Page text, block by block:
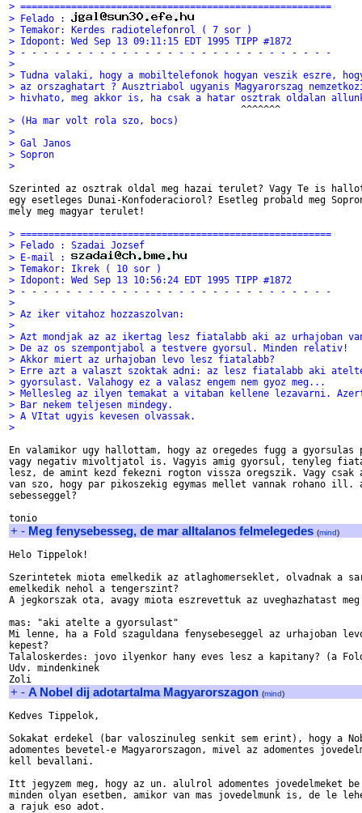
> =======================================================
> Felado :
> Temakor: Kerdes radiotelefonrol ( 7 sor )
> Idopont: Wed Sep 13 09:11:15 EDT 1995 TIPP #1872
> - - - - - - - - - - - - - - - - - - - - - - - - - - - -
>
> Tudna valaki, hogy a mobiltelefonok hogyan veszik eszre,
> az orszaghatart ? Ausztriabol ugyanis Magyarorszag
> hivhato, meg akkor is, ha csak a hatar osztrak oldalan
> (Ha mar volt rola szo, bocs)
>
> Gal Janos
> Sopron
>
Szerinted az osztrak oldal meg hazai terulet? Vagy Te is
egy esetleges Dunai-Konfoderaciorol? Esetleg probald meg
mely meg magyar terulet!
> =======================================================
> Felado : Szadai Jozsef
> E-mail :
> Temakor: Ikrek ( 10 sor )
> Idopont: Wed Sep 13 10:56:24 EDT 1995 TIPP #1872
> - - - - - - - - - - - - - - - - - - - - - - - - - - - -
>
> Az iker vitahoz hozzaszolvan:
>
> Azt mondjak az az ikertag lesz fiatalabb aki az urhajoban
> De az os szempontjabol a testvere gyorsul. Minden relativ!
> Akkor miert az urhajoban levo lesz fiatalabb?
> Erre azt a valaszt szoktak adni: az lesz fiatalabb aki
> gyorsulast. Valahogy ez a valasz engem nem gyoz meg...
> Mellesleg az ilyen temakat a vitaban kellene lezavarni.
> Bar nekem teljesen mindegy.
> A VItat ugyis kevesen olvassak.
>
En valamikor ugy hallottam, hogy az oregedes fugg a
vagy negativ mivoltjatol is. Vagyis amig gyorsul, tenyleg
lesz, de amint kezd fekezni rogton vissza oregszik. Vagy
van szo, hogy par pikoszekig egymas mellet vannak rohano
sebesseggel?
+ - Meg fenysebesseg, de mar alltalanos felmelegedes (mind)
Helo Tippelok!
Szerintetek miota emelkedik az atlaghomerseklet, olvadnak a
emelkedik nehol a tengerszint?
A jegkorszak ota, avagy miota eszrevettuk az uveghazhatast
mas: "aki atelte a gyorsulast"
Mi lenne, ha a Fold szaguldana fenysebeseggel az urhajoban
kepest?
Talaloskerdes: jovo ilyenkor hany eves lesz a kapitany? (a
Udv. mindenkinek
+ - A Nobel dij adotartalma Magyarorszagon (mind)
Kedves Tippelok,
Sokakat erdekel (bar valoszinuleg senkit sem erint), hogy a
adomentes bevetel-e Magyarorszagon, mivel az adomentes
kell bevallani.
Itt jegyzem meg, hogy az un. alulrol adomentes jovedelmeket
minden olyan esetben, amikor van mas jovedelmunk is, de le
a rajuk eso adot.